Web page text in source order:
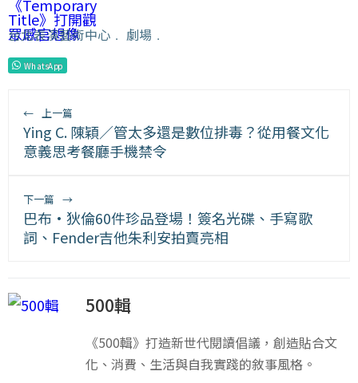
台北表演藝術中心 ﹒ 劇場 ﹒
WhatsApp
← 上一篇
Ying C. 陳穎／管太多還是數位排毒？從用餐文化
意義思考餐廳手機禁令
下一篇 →
巴布·狄倫60件珍品登場！簽名光碟、手寫歌
詞、Fender吉他朱利安拍賣亮相
500輯
《500輯》打造新世代閱讀倡議，創造貼合文
化、消費、生活與自我實踐的敘事風格。